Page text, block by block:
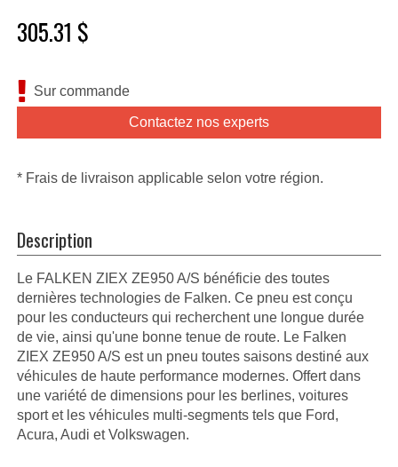
305.31 $
Sur commande
Contactez nos experts
* Frais de livraison applicable selon votre région.
Description
Le FALKEN ZIEX ZE950 A/S bénéficie des toutes
dernières technologies de Falken. Ce pneu est conçu
pour les conducteurs qui recherchent une longue durée
de vie, ainsi qu'une bonne tenue de route. Le Falken
ZIEX ZE950 A/S est un pneu toutes saisons destiné aux
véhicules de haute performance modernes. Offert dans
une variété de dimensions pour les berlines, voitures
sport et les véhicules multi-segments tels que Ford,
Acura, Audi et Volkswagen.